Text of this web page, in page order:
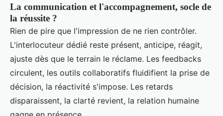
La communication et l'accompagnement, socle de
la réussite ?
Rien de pire que l'impression de ne rien contrôler.
L'interlocuteur dédié reste présent, anticipe, réagit,
ajuste dès que le terrain le réclame. Les feedbacks
circulent, les outils collaboratifs fluidifient la prise de
décision, la réactivité s'impose. Les retards
disparaissent, la clarté revient, la relation humaine